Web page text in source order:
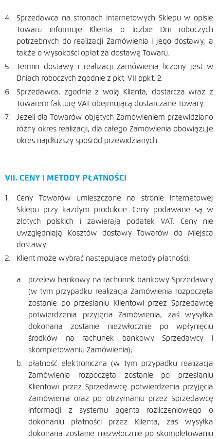
Sprzedawca na stronach internetowych Sklepu w opisie
Towaru informuje Klienta o liczbie Dni roboczych
potrzebnych do realizacji Zamówienia i jego dostawy, a
także o wysokości opłat za dostawę Towaru.
Termin dostawy i realizacji Zamówienia liczony jest w
Dniach roboczych zgodnie z pkt. VII ppkt. 2.
Sprzedawca, zgodnie z wolą Klienta, dostarcza wraz z
Towarem fakturę VAT obejmującą dostarczane Towary.
Jeżeli dla Towarów objętych Zamówieniem przewidziano
różny okres realizacji, dla całego Zamówienia obowiązuje
okres najdłuższy spośród przewidzianych.
VII. CENY I METODY PŁATNOŚCI
Ceny Towarów umieszczone na stronie internetowej
Sklepu przy każdym produkcie. Ceny podawane są w
złotych polskich i zawierają podatek VAT. Ceny nie
uwzględniają Kosztów dostawy Towarów do Miejsca
dostawy.
Klient może wybrać następujące metody płatności:
przelew bankowy na rachunek bankowy Sprzedawcy
(w tym przypadku realizacja Zamówienia rozpoczęta
zostanie po przesłaniu Klientowi przez Sprzedawcę
potwierdzenia przyjęcia Zamówienia, zaś wysyłka
dokonana zostanie niezwłocznie po wpłynięciu
środków na rachunek bankowy Sprzedawcy i
skompletowaniu Zamówienia);
płatność elektroniczna (w tym przypadku realizacja
Zamówienia rozpoczęta zostanie po przesłaniu
Klientowi przez Sprzedawcę potwierdzenia przyjęcia
Zamówienia oraz po otrzymaniu przez Sprzedawcę
informacji z systemu agenta rozliczeniowego o
dokonaniu płatności przez Klienta, zaś wysyłka
dokonana zostanie niezwłocznie po skompletowaniu